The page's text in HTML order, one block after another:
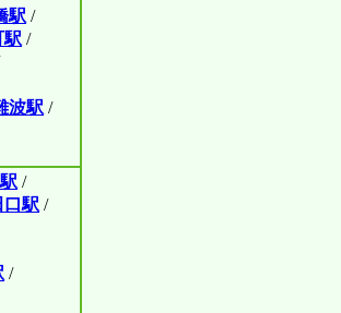
駅 /
駅 /
波駅 /
/
口駅 /
/